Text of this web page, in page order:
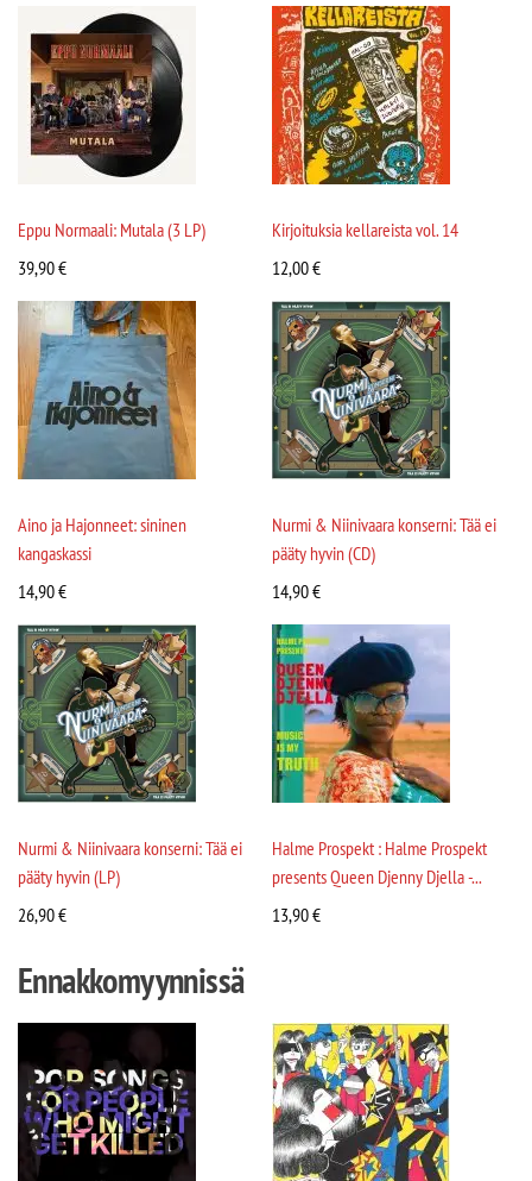
Eppu Normaali: Mutala (3 LP)
39,90€
Kirjoituksia kellareista vol. 14
12,00€
Aino ja Hajonneet: sininen
kangaskassi
14,90€
Nurmi & Niinivaara konserni: Tää ei
pääty hyvin (CD)
14,90€
Nurmi & Niinivaara konserni: Tää ei
pääty hyvin (LP)
26,90€
Halme Prospekt : Halme Prospekt
presents Queen Djenny Djella -...
13,90€
Ennakkomyynnissä